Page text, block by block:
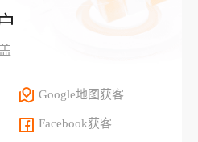
Google地图获客
Facebook获客